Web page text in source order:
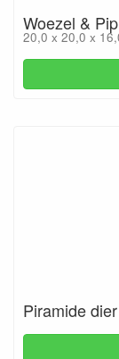
Woezel &
20,0 x 20,0 x
Piramide